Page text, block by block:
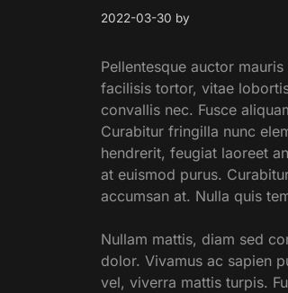
2022-03-30 by
Pellentesque auctor
facilisis tortor, vitae
convallis nec. Fusce
Curabitur fringilla nunc
hendrerit, feugiat laoreet
at euismod purus.
accumsan at. Nulla quis
Nullam mattis, diam sed
dolor. Vivamus ac sapien
vel, viverra mattis turpis.